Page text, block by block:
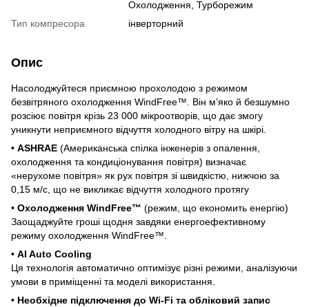
Охолодження, Турборежим
Тип компресора
інверторний
Опис
Насолоджуйтеся приємною прохолодою з режимом
безвітряного охолодження WindFree™. Він м’яко й безшумно
розсіює повітря крізь 23 000 мікроотворів, що дає змогу
уникнути неприємного відчуття холодного вітру на шкірі.
• ASHRAE (Американська спілка інженерів з опалення,
охолодження та кондиціонування повітря) визначає
«нерухоме повітря» як рух повітря зі швидкістю, нижчою за
0,15 м/с, що не викликає відчуття холодного протягу
• Охолодження WindFree™ (режим, що економить енергію)
Заощаджуйте гроші щодня завдяки енергоефективному
режиму охолодження WindFree™.
• AI Auto Cooling
Ця технологія автоматично оптимізує різні режими, аналізуючи
умови в приміщенні та моделі використання.
• Необхідне підключення до Wi-Fi та обліковий запис